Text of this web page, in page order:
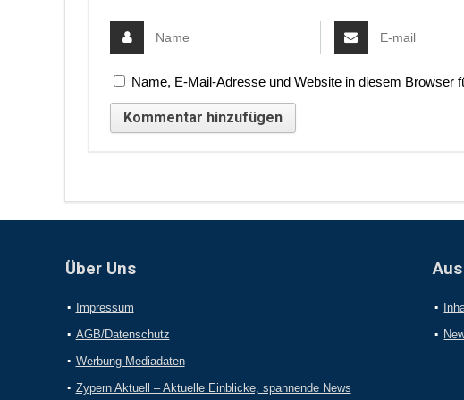
Name, E-Mail-Adresse und Website in diesem Browser
Über Uns
Impressum
AGB/Datenschutz
Werbung Mediadaten
Zypern Aktuell – Aktuelle Einblicke, spannende News